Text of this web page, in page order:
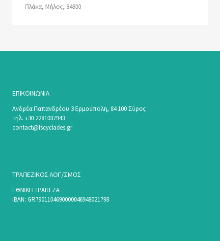
Πλάκα, Μήλος, 84800
ΕΠΙΚΟΙΝΩΝΊΑ
Ανδρέα Παπανδρέου 3 Ερμούπολη, 84 100 Σύρος
τηλ. +30 2281087943
contact@fscyclades.gr
ΤΡΑΠΕΖΙΚΟΣ ΛΟΓ/ΣΜΟΣ
ΕΘΝΙΚΗ ΤΡΑΠΕΖΑ
ΙΒΑΝ: GR7901104690000046948021798